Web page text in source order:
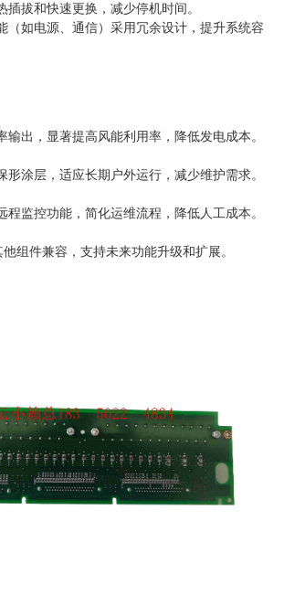
拔和快速更换，减少停机时间。
（如电源、通信）采用冗余设计，提升系统容
输出，显著提高风能利用率，降低发电成本。
形涂层，适应长期户外运行，减少维护需求。
程监控功能，简化运维流程，降低人工成本。
组件兼容，支持未来功能升级和扩展。